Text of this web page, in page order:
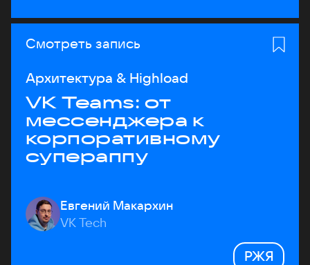
Смотреть запись
Архитектура & Highload
VK Teams: от
мессенджера к
корпоративному
супераппу
Евгений Макархин
VK Tech
РЖЯ